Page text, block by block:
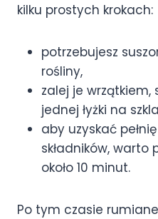
kilku prostych krokach:
potrzebujesz
rośliny,
zalej je
jednej łyżki na
aby uzyskać
składników,
około 10 minut.
Po tym czasie